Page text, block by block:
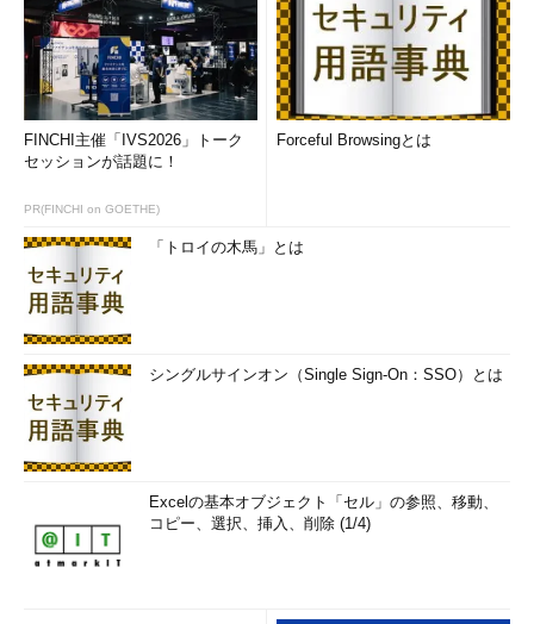
FINCHI主催「IVS2026」トーク
セッションが話題に！
PR(FINCHI on GOETHE)
Forceful Browsingとは
「トロイの木馬」とは
シングルサインオン（Single Sign-On：SSO）とは
Excelの基本オブジェクト「セル」の参照、移動、
コピー、選択、挿入、削除 (1/4)